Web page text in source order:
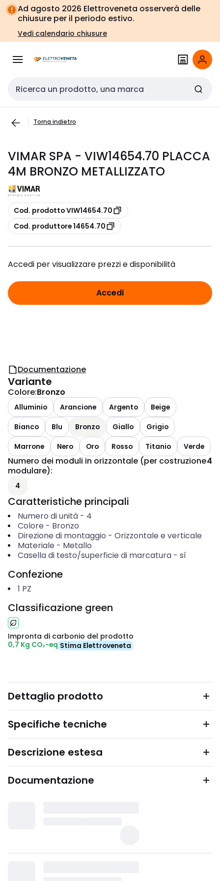
Vai alla
navigazione
Vai
alla
pagina
Ad agosto 2026 Elettroveneta osserverà delle
chiusure per il periodo estivo.
Vedi calendario chiusure
Cerca input
Torna indietro
VIMAR SPA - VIW14654.70 PLACCA
4M BRONZO METALLIZZATO
copia
Cod. prodotto VIW14654.70
copia
Cod. produttore 14654.70
Accedi per visualizzare prezzi e disponibilità
Accedi
Documentazione
Variante
Colore:Bronzo
Alluminio Arancione Argento
Beige
Bianco
Blu Bronzo Giallo
Grigio
Marrone
Nero Oro Rosso Titanio Verde
Numero dei moduli in orizzontale (per costruzione
modulare):
4
4
Caratteristiche principali
Numero di unità- 4
Colore - Bronzo
Direzione di montaggio - Orizzontale e verticale
Materiale - Metallo
Casella di testo/superficie di marcatura- sì
Confezione
1 PZ
Classificazione green
Impronta di carbonio del prodotto
0,7 Kg CO₂-eq Stima Elettroveneta
Dettaglio prodotto
Specifiche tecniche
Descrizione estesa
Documentazione